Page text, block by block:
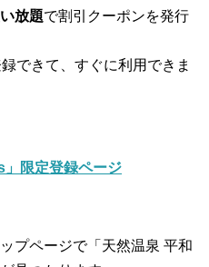
放題で割引クーポンを発行
できて、すぐに利用できま
限定登録ページ
プページで「天然温泉 平和